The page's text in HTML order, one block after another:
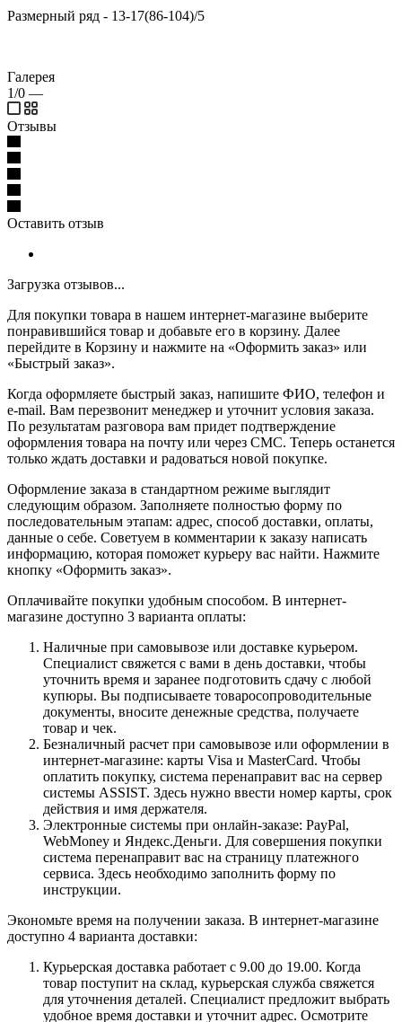
Размерный ряд - 13-17(86-104)/5
Галерея
1/0 —
Отзывы
Оставить отзыв
Загрузка отзывов...
Для покупки товара в нашем интернет-магазине выберите
понравившийся товар и добавьте его в корзину. Далее
перейдите в Корзину и нажмите на «Оформить заказ» или
«Быстрый заказ».
Когда оформляете быстрый заказ, напишите ФИО, телефон и
e-mail. Вам перезвонит менеджер и уточнит условия заказа.
По результатам разговора вам придет подтверждение
оформления товара на почту или через СМС. Теперь останется
только ждать доставки и радоваться новой покупке.
Оформление заказа в стандартном режиме выглядит
следующим образом. Заполняете полностью форму по
последовательным этапам: адрес, способ доставки, оплаты,
данные о себе. Советуем в комментарии к заказу написать
информацию, которая поможет курьеру вас найти. Нажмите
кнопку «Оформить заказ».
Оплачивайте покупки удобным способом. В интернет-
магазине доступно 3 варианта оплаты:
Наличные при самовывозе или доставке курьером.
Специалист свяжется с вами в день доставки, чтобы
уточнить время и заранее подготовить сдачу с любой
купюры. Вы подписываете товаросопроводительные
документы, вносите денежные средства, получаете
товар и чек.
Безналичный расчет при самовывозе или оформлении в
интернет-магазине: карты Visa и MasterCard. Чтобы
оплатить покупку, система перенаправит вас на сервер
системы ASSIST. Здесь нужно ввести номер карты, срок
действия и имя держателя.
Электронные системы при онлайн-заказе: PayPal,
WebMoney и Яндекс.Деньги. Для совершения покупки
система перенаправит вас на страницу платежного
сервиса. Здесь необходимо заполнить форму по
инструкции.
Экономьте время на получении заказа. В интернет-магазине
доступно 4 варианта доставки:
Курьерская доставка работает с 9.00 до 19.00. Когда
товар поступит на склад, курьерская служба свяжется
для уточнения деталей. Специалист предложит выбрать
удобное время доставки и уточнит адрес. Осмотрите